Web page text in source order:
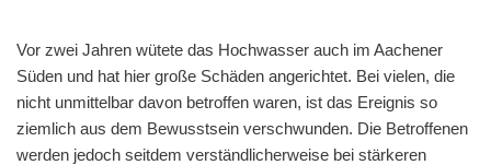
Vor zwei Jahren wütete das Hochwasser auch im Aachener
Süden und hat hier große Schäden angerichtet. Bei vielen, die
nicht unmittelbar davon betroffen waren, ist das Ereignis so
ziemlich aus dem Bewusstsein verschwunden. Die Betroffenen
werden jedoch seitdem verständlicherweise bei stärkeren